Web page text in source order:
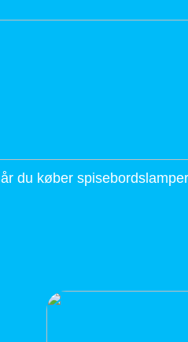
du køber spisebordslamper